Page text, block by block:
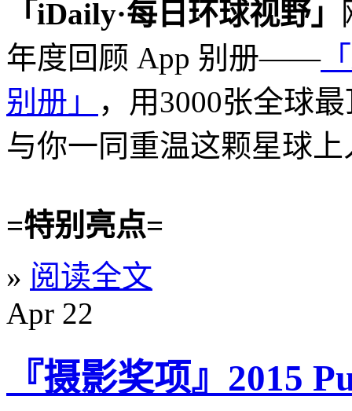
「iDaily·每日环球视野」
年度回顾 App 别册——
别册」
，用3000张全球
与你一同重温这颗星球
=特别亮点=
» 阅读全文
Apr 22
『摄影奖项』2015